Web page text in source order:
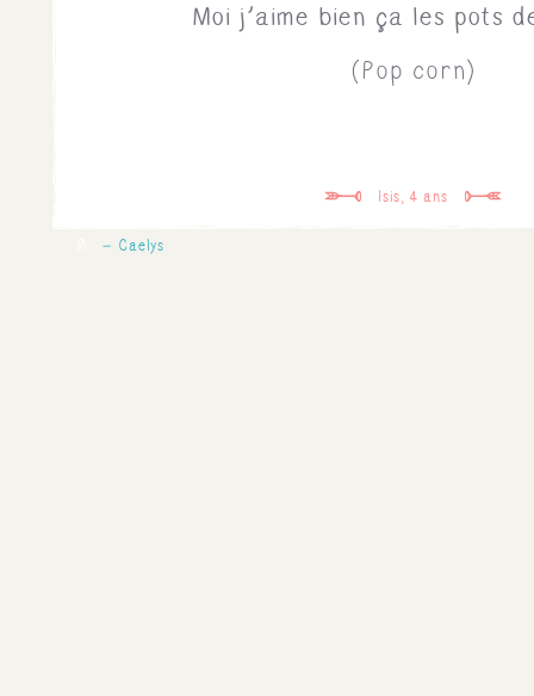
Moi j'aime bien ça les pots
(Pop corn)
Isis, 4 ans
Caelys